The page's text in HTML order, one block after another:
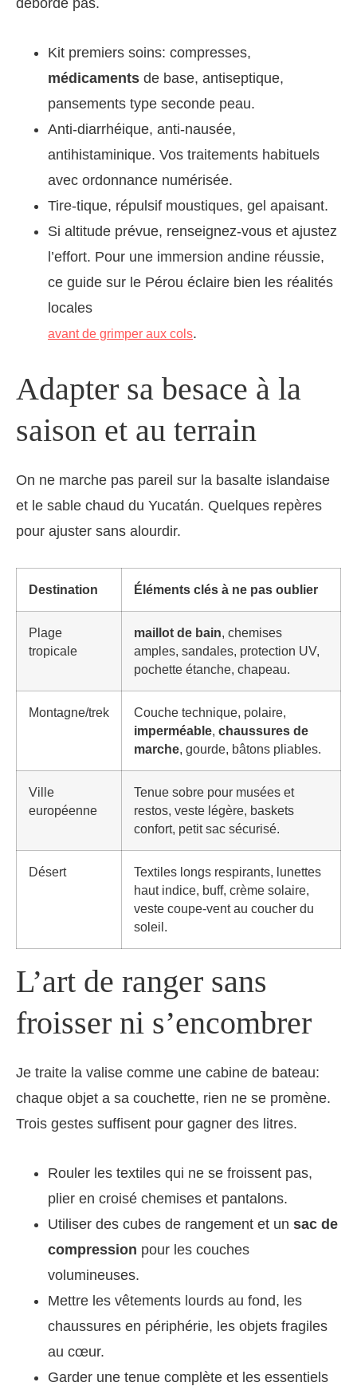
déborde pas.
Kit premiers soins: compresses,
médicaments de base, antiseptique,
pansements type seconde peau.
Anti-diarrhéique, anti-nausée,
antihistaminique. Vos traitements habituels
avec ordonnance numérisée.
Tire-tique, répulsif moustiques, gel apaisant.
Si altitude prévue, renseignez-vous et ajustez
l’effort. Pour une immersion andine réussie,
ce guide sur le Pérou éclaire bien les réalités
locales
avant de grimper aux cols.
Adapter sa besace à la
saison et au terrain
On ne marche pas pareil sur la basalte islandaise
et le sable chaud du Yucatán. Quelques repères
pour ajuster sans alourdir.
Destination Éléments clés à ne pas oublier
Plage
tropicale
maillot de bain, chemises
amples, sandales, protection UV,
pochette étanche, chapeau.
Montagne/trek
Couche technique, polaire,
imperméable, chaussures de
marche, gourde, bâtons pliables.
Ville
européenne
Tenue sobre pour musées et
restos, veste légère, baskets
confort, petit sac sécurisé.
Désert
Textiles longs respirants, lunettes
haut indice, buff, crème solaire,
veste coupe-vent au coucher du
soleil.
L’art de ranger sans
froisser ni s’encombrer
Je traite la valise comme une cabine de bateau:
chaque objet a sa couchette, rien ne se promène.
Trois gestes suffisent pour gagner des litres.
Rouler les textiles qui ne se froissent pas,
plier en croisé chemises et pantalons.
Utiliser des cubes de rangement et un sac de
compression pour les couches
volumineuses.
Mettre les vêtements lourds au fond, les
chaussures en périphérie, les objets fragiles
au cœur.
Garder une tenue complète et les essentiels